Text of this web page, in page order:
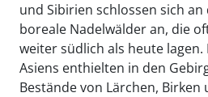
und Sibirien schlossen sich
boreale Nadelwälder an, die
weiter südlich als heute
Asiens enthielten in den
Bestände von Lärchen, Birken